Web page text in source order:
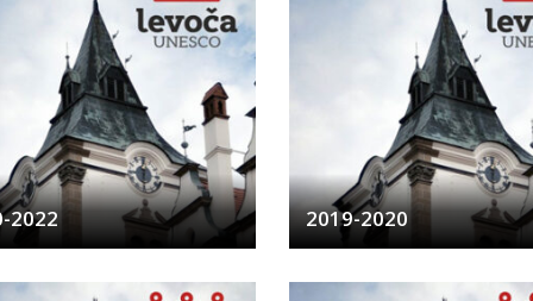
2022 2019-2020